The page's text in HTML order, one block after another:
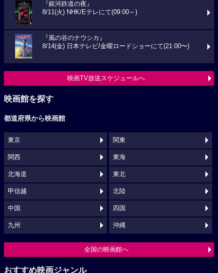
『銀河鉄道の夜』
8/11(火) NHK/Eテレにて(09:00～)
『風の谷のナウシカ』
8/14(金) 日本テレビ/金曜ロードショーにて(21:00〜)
映画TV放送スケジュールへ
映画館を探す
都道府県から映画館
東京 関東
関西 東海
北海道 東北
甲信越 北陸
中国 四国
九州 沖縄
全国の映画館へ
おすすめ映画ジャンル